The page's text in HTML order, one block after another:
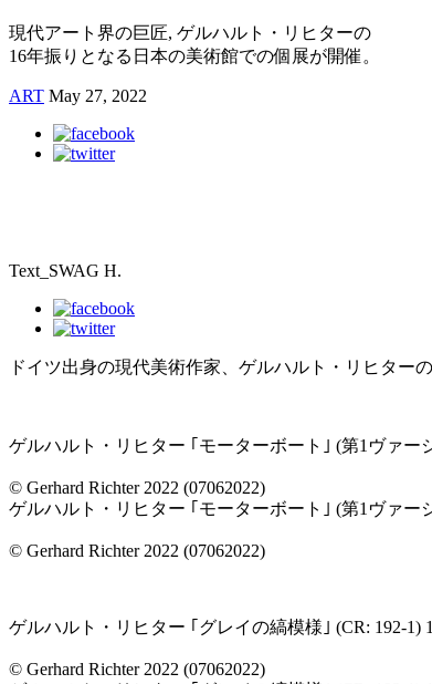
現代アート界の巨匠, ゲルハルト・リヒターの
16年振りとなる日本の美術館での個展が開催。
ART May 27, 2022
Text_SWAG H.
ドイツ出身の現代美術作家、ゲルハルト・リヒター
ゲルハルト・リヒター ｢モーターボート｣ (第1ヴァー
© Gerhard Richter 2022 (07062022)
ゲルハルト・リヒター ｢モーターボート｣ (第1ヴァー
© Gerhard Richter 2022 (07062022)
ゲルハルト・リヒター ｢グレイの縞模様｣ (CR: 192-
© Gerhard Richter 2022 (07062022)